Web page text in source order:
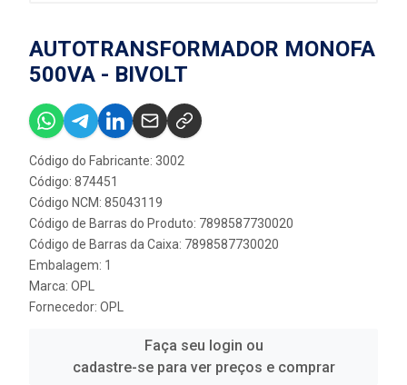
AUTOTRANSFORMADOR MONOFA
500VA - BIVOLT
Código do Fabricante: 3002
Código: 874451
Código NCM: 85043119
Código de Barras do Produto: 7898587730020
Código de Barras da Caixa: 7898587730020
Embalagem: 1
Marca: OPL
Fornecedor: OPL
Faça seu login ou
cadastre-se para ver preços e comprar